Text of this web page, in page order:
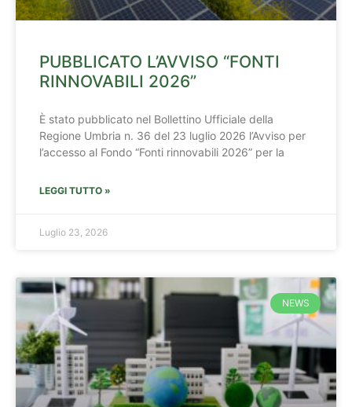
PUBBLICATO L’AVVISO “FONTI
RINNOVABILI 2026”
È stato pubblicato nel Bollettino Ufficiale della
Regione Umbria n. 36 del 23 luglio 2026 l’Avviso per
l’accesso al Fondo “Fonti rinnovabili 2026” per la
LEGGI TUTTO »
Luglio 23, 2026
NEWS